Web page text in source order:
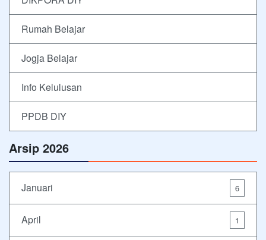
Rumah Belajar
Jogja Belajar
Info Kelulusan
PPDB DIY
Arsip 2026
Januari 6
April 1